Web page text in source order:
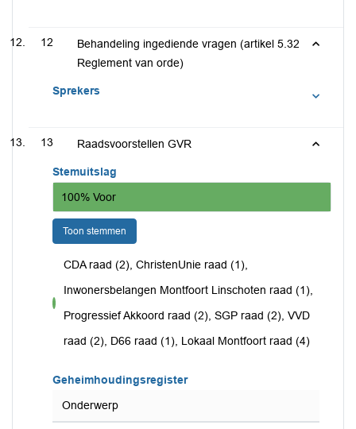
12
Behandeling ingediende vragen (artikel 5.32
Reglement van orde)
Sprekers
13 Raadsvoorstellen GVR
Stemuitslag
100% Voor
Toon stemmen
voor
CDA raad (2), ChristenUnie raad (1),
Inwonersbelangen Montfoort Linschoten raad (1),
Progressief Akkoord raad (2), SGP raad (2), VVD
raad (2), D66 raad (1), Lokaal Montfoort raad (4)
Geheimhoudingsregister
Onderwerp